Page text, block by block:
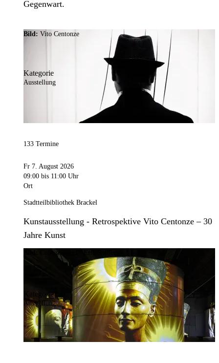
Gegenwart.
Bild: Vito Centonze
Kategorie
Ausstellung
133 Termine
Fr 7. August 2026
09:00 bis 11:00 Uhr
Ort
Stadtteilbibliothek Brackel
Kunstausstellung - Retrospektive Vito Centonze – 30
Jahre Kunst
Culturespaces / Eric Spiller
Kategorie
Ausstellung